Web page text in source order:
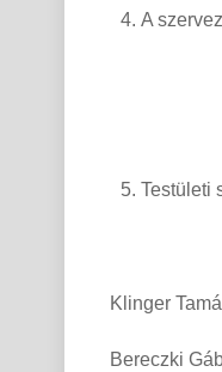
A
Testületi
Tarján
Klinger
Bereczki